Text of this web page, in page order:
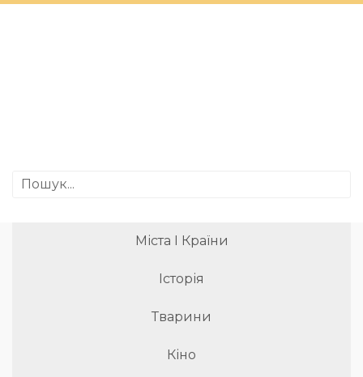
Міста І Країни
Історія
Тварини
Кіно